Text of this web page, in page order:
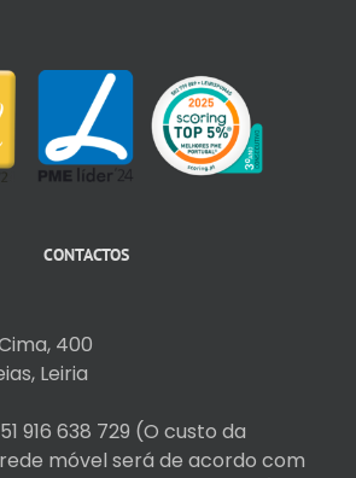
CONTACTOS
400
Leiria
916 638 729 (O custo da
móvel será de acordo com